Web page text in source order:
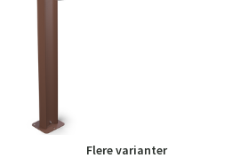
Flere varianter